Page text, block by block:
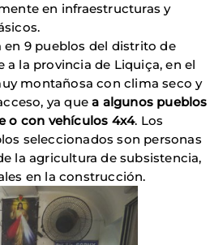
en infraestructuras y
en 9 pueblos del distrito de
a la provincia de Liquiça, en el
montañosa con clima seco y
ya quea algunos pueblos
o con vehículos 4x4. Los
seleccionados son personas
la agricultura de subsistencia,
en la construcción.